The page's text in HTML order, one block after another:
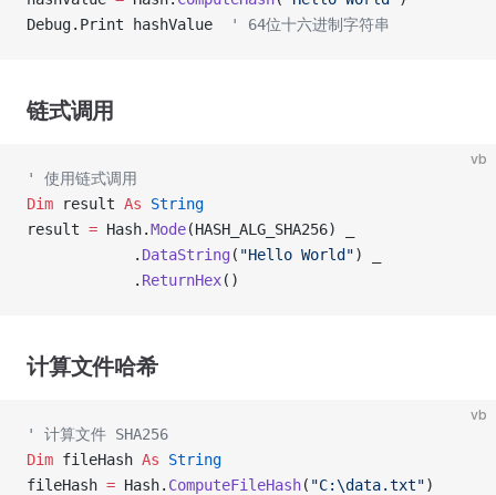
Debug.Print hashValue
' 64位十六进制字符串
链式调用
vb
' 使用链式调用
Dim result As String
result = Hash.Mode(HASH_ALG_SHA256) _
            .
DataString ( "Hello World") _
            .
ReturnHex()
计算文件哈希
vb
' 计算文件 SHA256
Dim fileHash As String
fileHash = Hash. ComputeFileHash( "C:\data.txt")